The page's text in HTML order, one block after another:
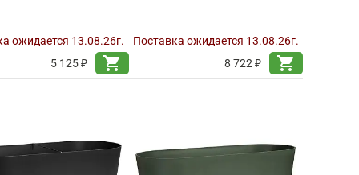
ожидается 13.08.26г.
5 125 ₽
shopping_cart
Поставка ожидается 13.08.26г.
8 722 ₽
shopping_cart